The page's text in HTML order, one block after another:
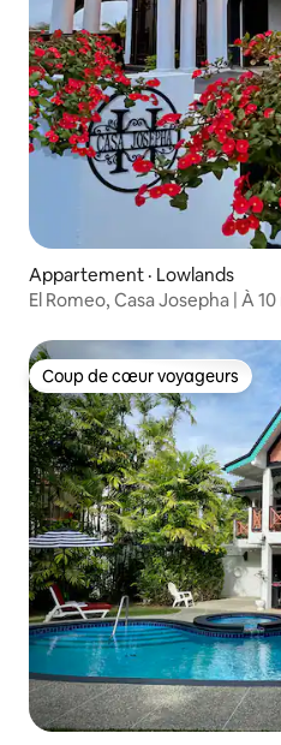
Appartement · Lowlands
El Romeo, Casa Josepha | À
Coup de cœur voyageurs
Coup de cœur voyageurs